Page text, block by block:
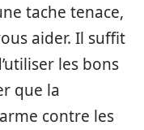
tache tenace,
aider. Il suffit
les bons
que la
contre les